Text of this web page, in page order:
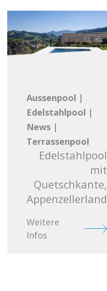
Aussenpool |
Edelstahlpool |
News |
Terrassenpool
Edelstahlpool
mit
Quetschkante,
Appenzellerland
Weitere
Infos